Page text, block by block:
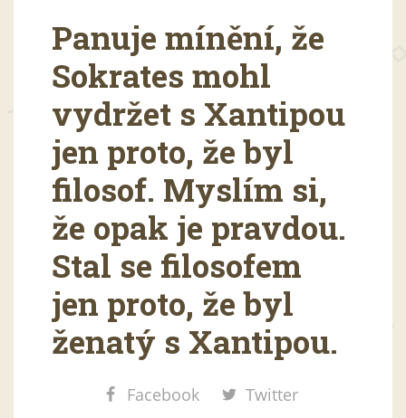
Panuje mínění, že
Sokrates mohl
vydržet s Xantipou
jen proto, že byl
filosof. Myslím si,
že opak je pravdou.
Stal se filosofem
jen proto, že byl
ženatý s Xantipou.
Facebook
Twitter